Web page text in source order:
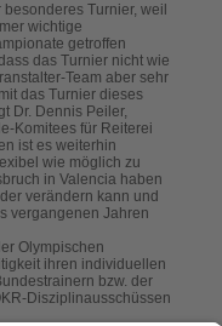
Turnier, weil
wichtige
getroffen
das Turnier nicht wie
Team aber sehr
das Turnier dieses
Dr. Dennis Peiler,
Komitees für Reiterei
ist es weiterhin
wie möglich zu
in Valencia haben
verändern kann und
vergangenen Jahren
Olympischen
ihren individuellen
bzw. der
Disziplinausschüssen